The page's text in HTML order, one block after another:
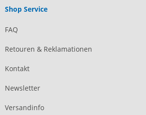
Shop Service
FAQ
Retouren & Reklamationen
Kontakt
Newsletter
Versandinfo